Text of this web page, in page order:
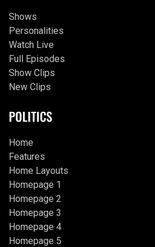
Shows
Personalities
Watch Live
Full Episodes
Show Clips
New Clips
POLITICS
Home
Features
Home Layouts
Homepage 1
Homepage 2
Homepage 3
Homepage 4
Homepage 5